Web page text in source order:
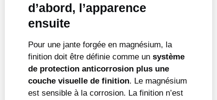
d’abord, l’apparence
ensuite
Pour une jante forgée en magnésium, la
finition doit être définie comme un système
de protection anticorrosion plus une
couche visuelle de finition. Le magnésium
est sensible à la corrosion. La finition n’est